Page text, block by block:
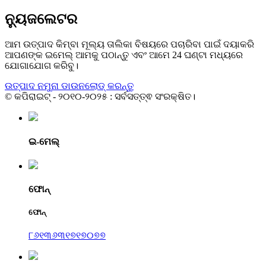
ନ୍ୟୁଜଲେଟର
ଆମ ଉତ୍ପାଦ କିମ୍ବା ମୂଲ୍ୟ ତାଲିକା ବିଷୟରେ ପଚାରିବା ପାଇଁ ଦୟାକରି
ଆପଣଙ୍କ ଇମେଲ୍ ଆମକୁ ପଠାନ୍ତୁ ଏବଂ ଆମେ 24 ଘଣ୍ଟା ମଧ୍ୟରେ
ଯୋଗାଯୋଗ କରିବୁ।
ଉତ୍ପାଦ ନମୁନା ଡାଉନଲୋଡ୍ କରନ୍ତୁ
© କପିରାଇଟ୍ - ୨୦୧୦-୨୦୨୫ : ସର୍ବସତ୍ତ୍ଵ ସଂରକ୍ଷିତ।
ଇ-ମେଲ୍
ଫୋନ୍
ଫୋନ୍
୮୬୧୩୬୩୧୭୧୭୦୭୭